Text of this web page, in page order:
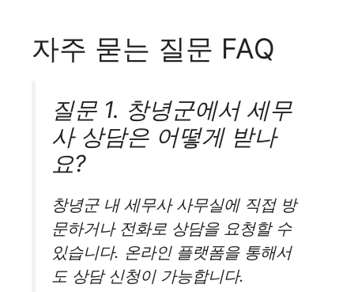
자주 묻는 질문 FAQ
질문 1. 창녕군에서 세무
사 상담은 어떻게 받나
요?
창녕군 내 세무사 사무실에 직접 방
문하거나 전화로 상담을 요청할 수
있습니다. 온라인 플랫폼을 통해서
도 상담 신청이 가능합니다.